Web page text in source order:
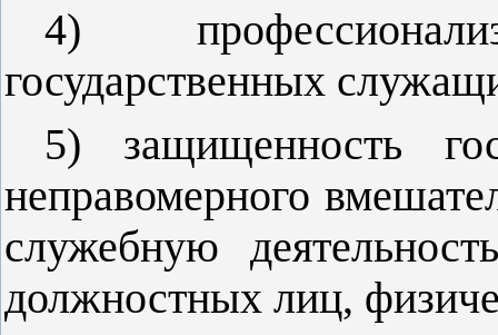
4)
государственных
5) защищенность
неправомерного
служебную
должностных лиц,